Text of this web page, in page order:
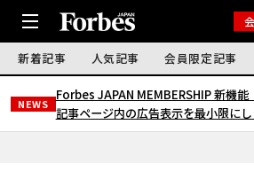
新着記事 人気記事 会員限定記事
NEWS
Forbes JAPAN MEMBERSHIP 新機能｜
記事ページ内の広告表示を最小限に